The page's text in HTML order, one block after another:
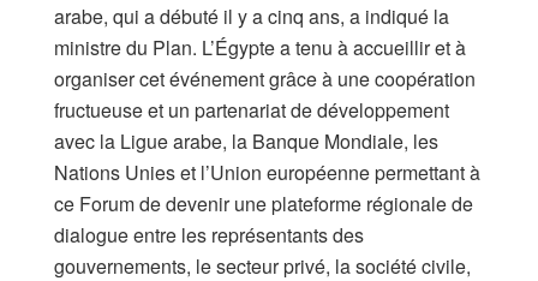
arabe, qui a débuté il y a cinq ans, a indiqué la
ministre du Plan. L’Égypte a tenu à accueillir et à
organiser cet événement grâce à une coopération
fructueuse et un partenariat de développement
avec la Ligue arabe, la Banque Mondiale, les
Nations Unies et l’Union européenne permettant à
ce Forum de devenir une plateforme régionale de
dialogue entre les représentants des
gouvernements, le secteur privé, la société civile,